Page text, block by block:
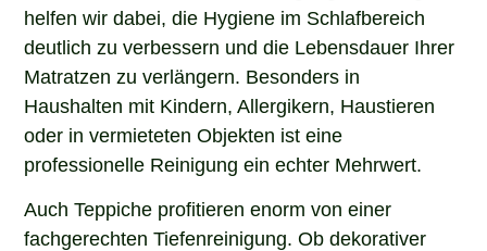
helfen wir dabei, die Hygiene im Schlafbereich
deutlich zu verbessern und die Lebensdauer Ihrer
Matratzen zu verlängern. Besonders in
Haushalten mit Kindern, Allergikern, Haustieren
oder in vermieteten Objekten ist eine
professionelle Reinigung ein echter Mehrwert.
Auch Teppiche profitieren enorm von einer
fachgerechten Tiefenreinigung. Ob dekorativer